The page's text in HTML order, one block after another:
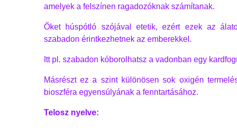
amelyek a felszínen ragadozóknak számítanak.
Őket húspótló szójával etetik, ezért ezek az
szabadon érintkezhetnek az emberekkel.
Itt pl. szabadon kóborolhatsz a vadonban egy
Másrészt ez a szint különösen sok oxigén
bioszféra egyensúlyának a fenntartásához.
Telosz nyelve: